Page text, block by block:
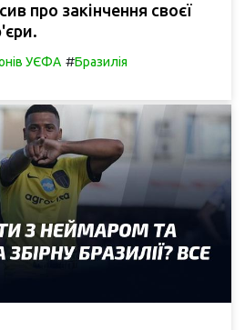
про закінчення своєї
УЄФА #Бразилія